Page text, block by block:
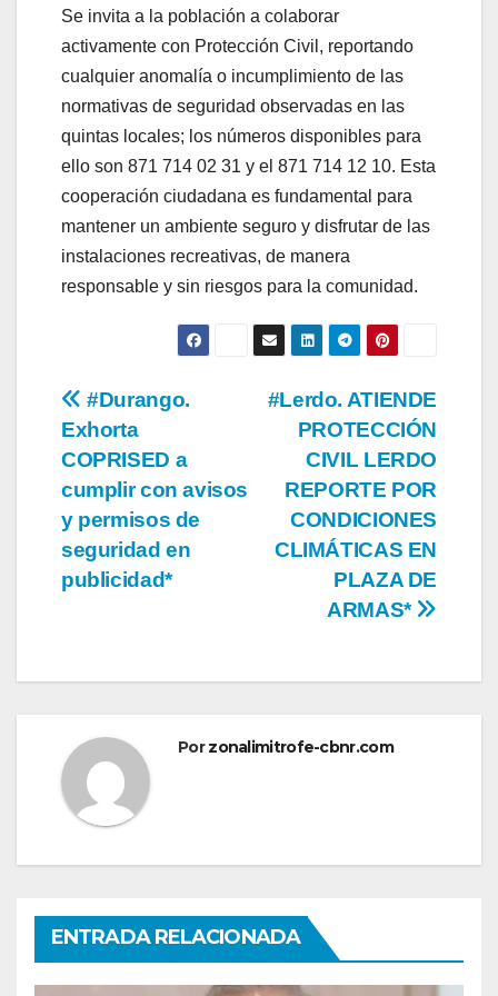
Se invita a la población a colaborar
activamente con Protección Civil, reportando
cualquier anomalía o incumplimiento de las
normativas de seguridad observadas en las
quintas locales; los números disponibles para
ello son 871 714 02 31 y el 871 714 12 10. Esta
cooperación ciudadana es fundamental para
mantener un ambiente seguro y disfrutar de las
instalaciones recreativas, de manera
responsable y sin riesgos para la comunidad.
Navegación
de
entradas
#Lerdo. ATIENDE
PROTECCIÓN
CIVIL LERDO
REPORTE POR
CONDICIONES
CLIMÁTICAS EN
PLAZA DE
ARMAS*
#Durango.
Exhorta
COPRISED a
cumplir con avisos
y permisos de
seguridad en
publicidad*
Porzonalimitrofe-cbnr.com
ENTRADA RELACIONADA